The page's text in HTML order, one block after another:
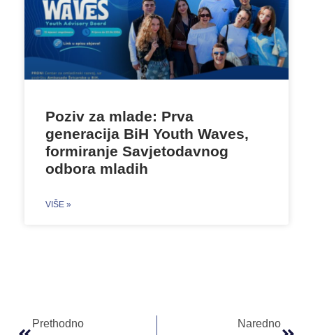
Poziv za mlade: Prva
generacija BiH Youth Waves,
formiranje Savjetodavnog
odbora mladih
VIŠE »
Prethodno Naredno